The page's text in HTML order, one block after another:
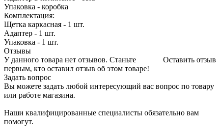
Упаковка - коробка
Комплектация:
Щетка каркасная - 1 шт.
Адаптер - 1 шт.
Упаковка - 1 шт.
Отзывы
Оставить отзыв
У данного товара нет отзывов. Станьте
первым, кто оставил отзыв об этом товаре!
Задать вопрос
Вы можете задать любой интересующий вас вопрос по товару
или работе магазина.
Наши квалифицированные специалисты обязательно вам
помогут.